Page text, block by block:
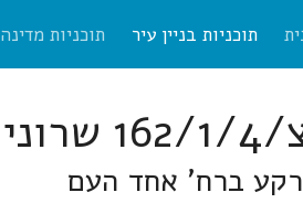
תוכניות בניין עיר תוכניות מדינה
ברח' אחד העם